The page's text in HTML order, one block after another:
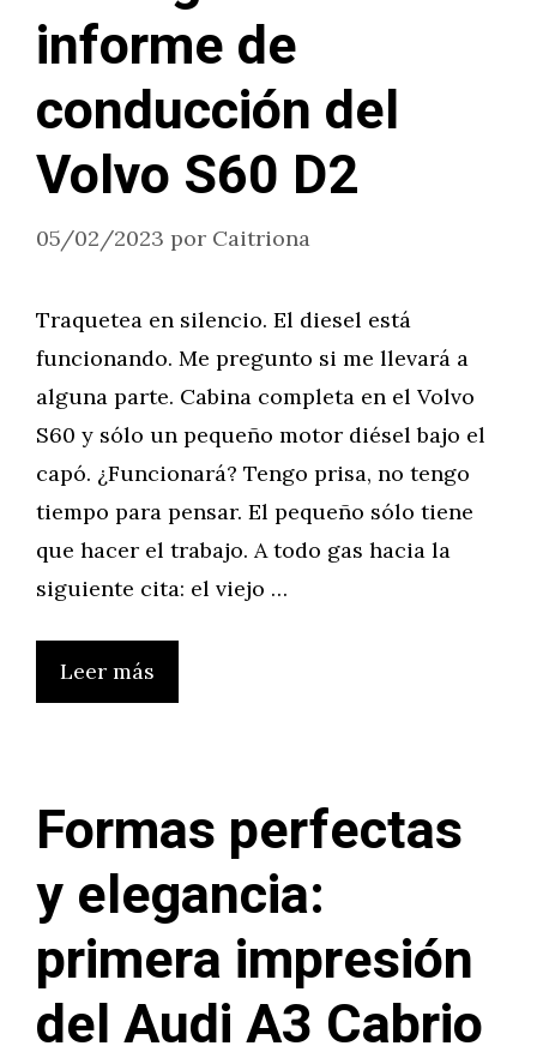
informe de
conducción del
Volvo S60 D2
05/02/2023 por Caitriona
Traquetea en silencio. El diesel está
funcionando. Me pregunto si me llevará a
alguna parte. Cabina completa en el Volvo
S60 y sólo un pequeño motor diésel bajo el
capó. ¿Funcionará? Tengo prisa, no tengo
tiempo para pensar. El pequeño sólo tiene
que hacer el trabajo. A todo gas hacia la
siguiente cita: el viejo …
Leer más
Formas perfectas
y elegancia:
primera impresión
del Audi A3 Cabrio